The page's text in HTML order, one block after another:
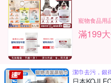
寵物食品用
滿199
潔巾去污，銀